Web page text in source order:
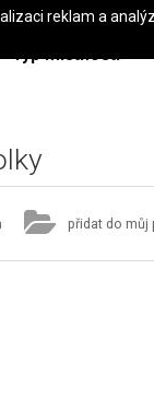
Typ místnosti
přidat do můj
reklam a